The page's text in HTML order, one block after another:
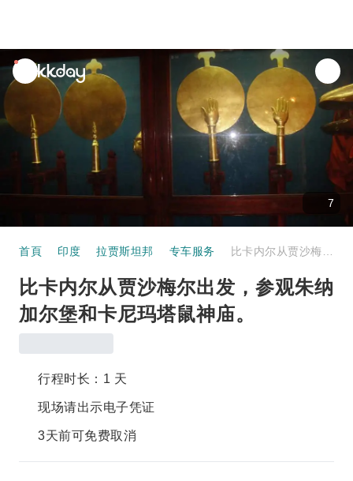
unread
notifications
7
首頁 印度 拉贾斯坦邦 专车服务
比卡内尔从贾沙梅尔出发，参观朱纳
加尔堡和卡尼玛塔鼠神庙。
行程时长：1 天
现场请出示电子凭证
3天前可免费取消